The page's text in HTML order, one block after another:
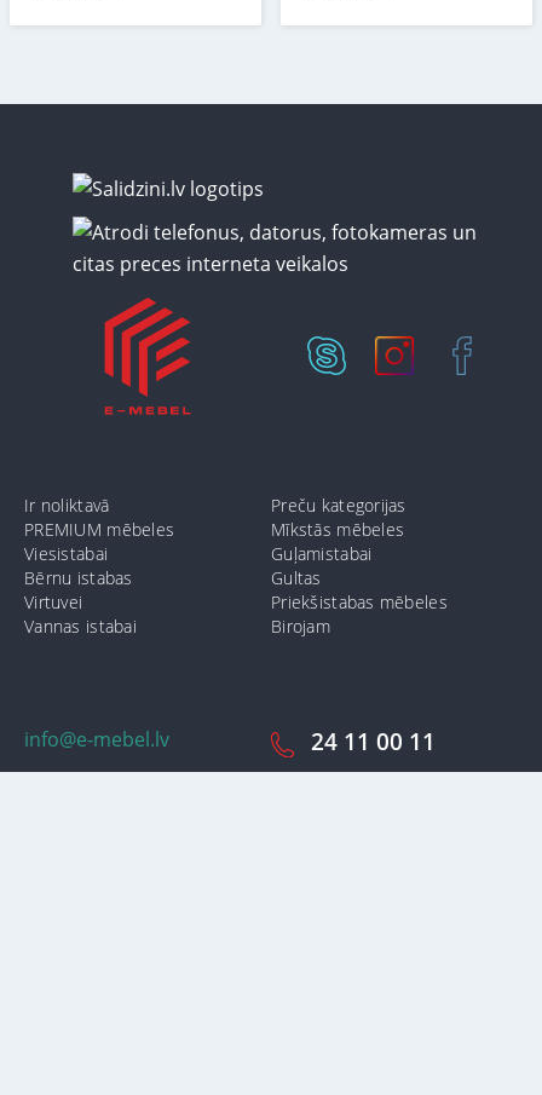
info@e-mebel.lv 24 11 00 11
Ir noliktavā
Preču kategorijas
PREMIUM mēbeles
Mīkstās mēbeles
Viesistabai
Guļamistabai
Bērnu istabas
Gultas
Virtuvei
Priekšistabas mēbeles
Vannas istabai
Birojam